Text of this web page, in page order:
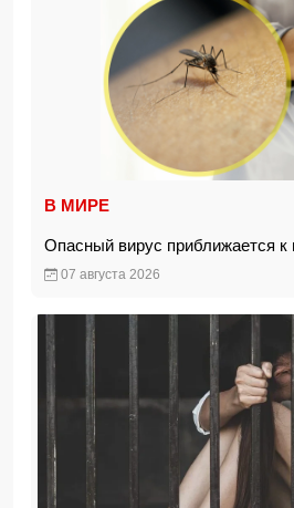
В МИРЕ
Опасный вирус приближается к
07 августа 2026